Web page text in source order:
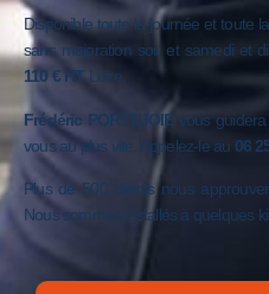
Disponible toute la journée et toute
sans majoration soir et samedi et
110 € HT Loire.
Frédéric PORTEJOIE vous
vous au plus vite. Appelez-le au 06
Plus de 500 clients nous
Nous sommes installés à quelques